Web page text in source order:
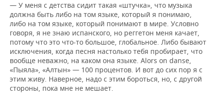
— У меня с детства сидит такая «штучка», что музыка
должна быть либо на том языке, который я понимаю,
либо на том языке, который понимают в мире. Условно
говоря, я не знаю испанского, но реггетон меня качает,
потому что это что-то большое, глобальное. Либо бывают
исключения, когда песня настолько тебя пробирает, что
вообще неважно, на каком она языке. Alors on danse,
«Пыяла», «Алтын» — 100 процентов. И вот до сих пор я с
этим живу. Наверное, надо с этим бороться, но, с другой
стороны, пока мне не мешает.